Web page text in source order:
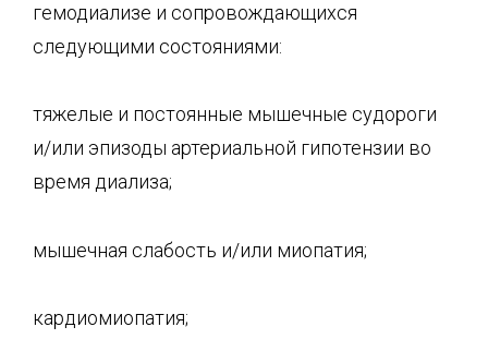
гемодиализе и сопровождающихся
следующими состояниями:
тяжелые и постоянные мышечные судороги
и/или эпизоды артериальной гипотензии во
время диализа;
мышечная слабость и/или миопатия;
кардиомиопатия;